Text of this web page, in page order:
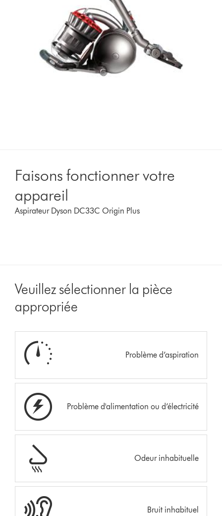
Faisons fonctionner votre
appareil
Aspirateur Dyson DC33C Origin Plus
Veuillez sélectionner la pièce
appropriée
Problème d’aspiration
Problème d'alimentation ou d’électricité
Odeur inhabituelle
Bruit inhabituel